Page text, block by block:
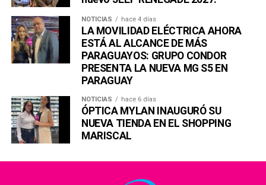
NOTICIAS hace 4 días
LA MOVILIDAD ELÉCTRICA AHORA
ESTÁ AL ALCANCE DE MÁS
PARAGUAYOS: GRUPO CONDOR
PRESENTA LA NUEVA MG S5 EN
PARAGUAY
NOTICIAS hace 6 días
ÓPTICA MYLAN INAUGURÓ SU
NUEVA TIENDA EN EL SHOPPING
MARISCAL